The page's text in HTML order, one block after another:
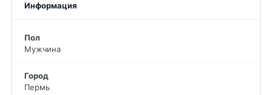
Информация
Пол
Мужчина
Город
Пермь